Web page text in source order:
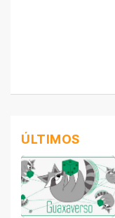
ÚLTIMOS